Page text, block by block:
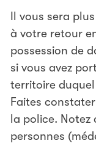
Il vous sera
à votre retour
possession de
si vous avez
territoire duquel
Faites
la police. Notez
personnes